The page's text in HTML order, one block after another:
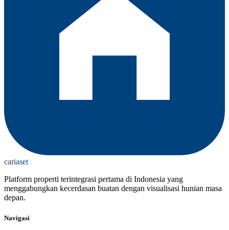
cariaset
Platform properti terintegrasi pertama di Indonesia yang
menggabungkan kecerdasan buatan dengan visualisasi hunian masa
depan.
Navigasi